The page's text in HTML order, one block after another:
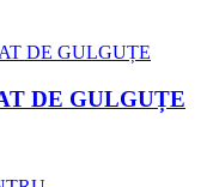
DE GULGUȚE